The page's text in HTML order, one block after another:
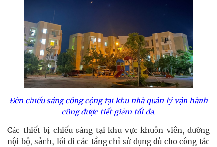
Đèn chiếu sáng công cộng tại khu nhà quản lý vận hành
cũng được tiết giảm tối đa.
Các thiết bị chiếu sáng tại khu vực khuôn viên, đường
nội bộ, sảnh, lối đi các tầng chỉ sử dụng đủ cho công tác